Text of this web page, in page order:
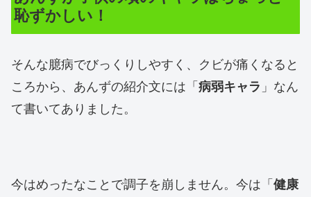
恥ずかしい！
そんな臆病でびっくりしやすく、クビが痛くなると
ころから、あんずの紹介文には「 病弱キャラ 」なん
て書いてありました。
今はめったなことで調子を崩しません。今は「 健康